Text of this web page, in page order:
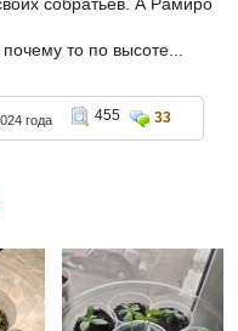
то по высоте...
года 455 33